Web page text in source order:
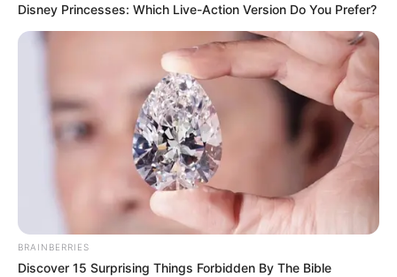
Disney Princesses: Which Live-Action Version Do You Prefer?
BRAINBERRIES
Discover 15 Surprising Things Forbidden By The Bible